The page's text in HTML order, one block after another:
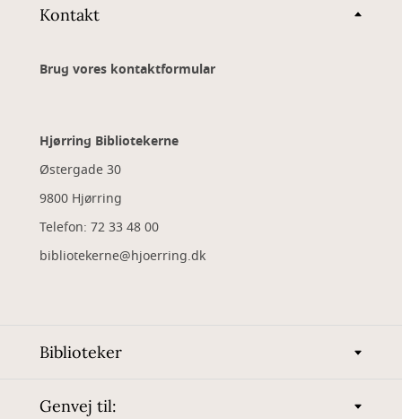
Kontakt
Brug vores kontaktformular
Hjørring Bibliotekerne
Østergade 30
9800 Hjørring
Telefon: 72 33 48 00
bibliotekerne@hjoerring.dk
Biblioteker
Genvej til: